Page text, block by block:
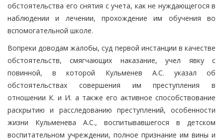
обстоятельства его снятия с учета, как не нуждающегося в
наблюдении и лечении, прохождение им обучения во
вспомогательной школе.
Вопреки доводам жалобы, суд первой инстанции в качестве
обстоятельств, смягчающих наказание, учел явку с
повинной, в которой Кульменев А.С. указал об
обстоятельствах совершения им преступления в
отношении К. и И. а также его активное способствование
раскрытию и расследованию преступлений, особенности
жизни Кульменева А.С., воспитывавшегося в детском
воспитательном учреждении, полное признание им вины и